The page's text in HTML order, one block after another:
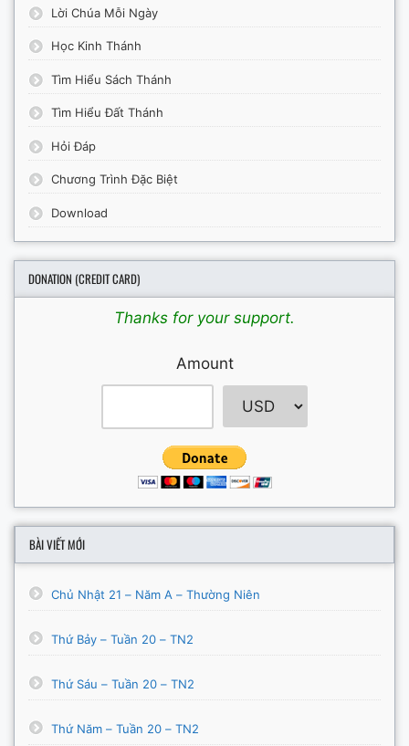
Lời Chúa Mỗi Ngày
Học Kinh Thánh
Tìm Hiểu Sách Thánh
Tìm Hiểu Đất Thánh
Hỏi Đáp
Chương Trình Đặc Biệt
Download
DONATION (CREDIT CARD)
Thanks for your support.
Amount
BÀI VIẾT MỚI
Chủ Nhật 21 – Năm A – Thường Niên
Thứ Bảy – Tuần 20 – TN2
Thứ Sáu – Tuần 20 – TN2
Thứ Năm – Tuần 20 – TN2